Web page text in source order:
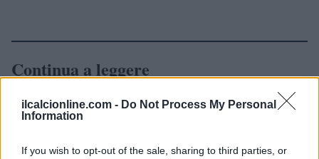
ilcalcionline.com - Do Not Process My Personal
Information
If you wish to opt-out of the sale, sharing to third parties, or
Continua a leggere
NEWS